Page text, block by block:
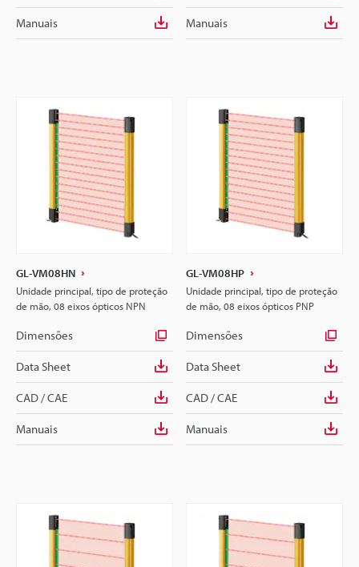
Manuais Manuais
GL-VM08HN
Unidade principal, tipo de proteção
de mão, 08 eixos ópticos NPN
Dimensões
Data Sheet
CAD / CAE
Manuais
GL-VM08HP
Unidade principal, tipo de proteção
de mão, 08 eixos ópticos PNP
Dimensões
Data Sheet
CAD / CAE
Manuais